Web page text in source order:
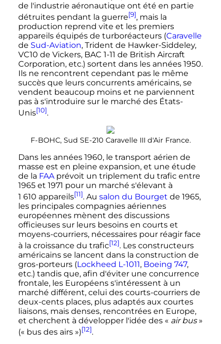
de l'industrie aéronautique ont été en partie
détruites pendant la guerre[9], mais la
production reprend vite et les premiers
appareils équipés de turboréacteurs (Caravelle
de Sud-Aviation, Trident de Hawker-Siddeley,
VC10 de Vickers, BAC 1-11 de British Aircraft
Corporation, etc.) sortent dans les années 1950.
Ils ne rencontrent cependant pas le même
succès que leurs concurrents américains, se
vendent beaucoup moins et ne parviennent
pas à s'introduire sur le marché des États-
Unis[10].
F-BOHC, Sud SE-210 Caravelle III d'Air France.
Dans les années 1960, le transport aérien de
masse est en pleine expansion, et une étude
de la FAAprévoit un triplement du trafic entre
1965 et 1971 pour un marché s'élevant à
1 610 appareils[11]. Au salon du Bourget de 1965,
les principales compagnies aériennes
européennes mènent des discussions
officieuses sur leurs besoins en courts et
moyens-courriers, nécessaires pour réagir face
à la croissance du trafic[12]. Les constructeurs
américains se lancent dans la construction de
gros-porteurs (Lockheed L-1011, Boeing 747,
etc.) tandis que, afin d'éviter une concurrence
frontale, les Européens s'intéressent à un
marché différent, celui des courts-courriers de
deux-cents places, plus adaptés aux courtes
liaisons, mais denses, rencontrées en Europe,
et cherchent à développer l'idée des « air bus »
(« bus des airs »)[12].